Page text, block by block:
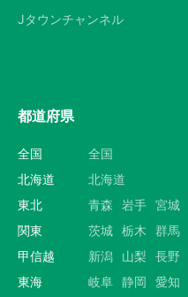
Jタウンチャンネル
都道府県
全国
全国
北海道
北海道
東北
青森 岩手 宮城
関東
茨城 栃木 群馬
甲信越
新潟 山梨
長野
東海
岐阜 静岡 愛知